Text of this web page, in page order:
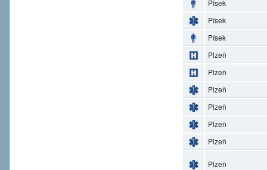
Písek
Písek
Písek
Plzeň
Plzeň
Plzeň
Plzeň
Plzeň
Plzeň
Plzeň